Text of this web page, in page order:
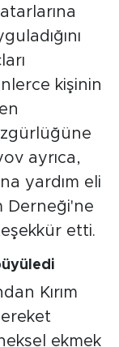
kişinin
ayrıca,
yardım eli
Derneği'ne
etti.
Kırım
ekmek